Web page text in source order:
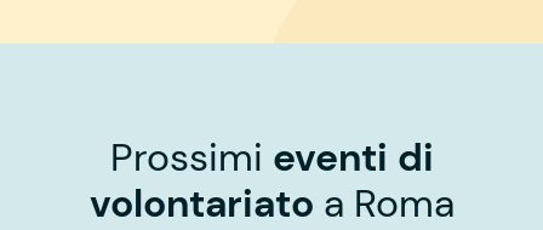
Prossimi eventi di
volontariato a Roma